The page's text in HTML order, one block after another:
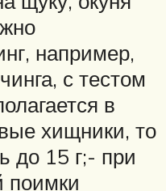
например,
с тестом
в
хищники, то
до 15 г;- при
поимки